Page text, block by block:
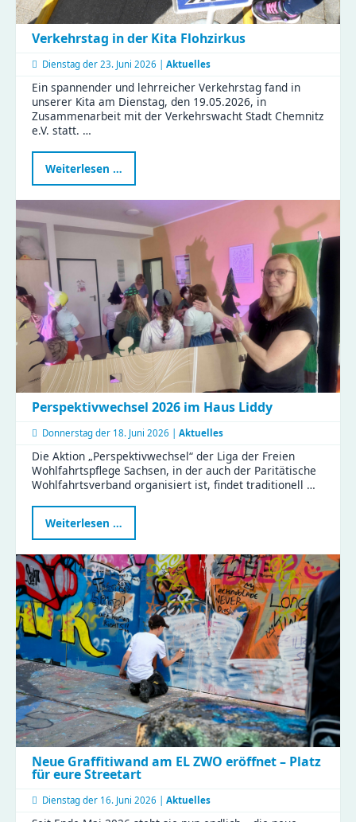
Verkehrstag in der Kita Flohzirkus
Dienstag der 23. Juni 2026 | Aktuelles
Ein spannender und lehrreicher Verkehrstag fand in
unserer Kita am Dienstag, den 19.05.2026, in
Zusammenarbeit mit der Verkehrswacht Stadt Chemnitz
e.V. statt. …
Weiterlesen …
in
der
Kita
Flohzirkus
Perspektivwechsel 2026 im Haus Liddy
Donnerstag der 18. Juni 2026 | Aktuelles
Die Aktion „Perspektivwechsel“ der Liga der Freien
Wohlfahrtspflege Sachsen, in der auch der Paritätische
Wohlfahrtsverband organisiert ist, findet traditionell …
Weiterlesen …
2026
im
Haus
Liddy
Neue Graffitiwand am EL ZWO eröffnet – Platz
für eure Streetart
Dienstag der 16. Juni 2026 | Aktuelles